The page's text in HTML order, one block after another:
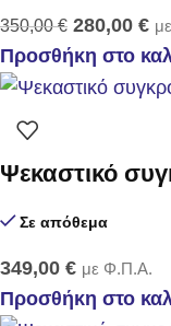
350,00€ 280,00 €
Προσθήκη στο
Ψεκαστικό
Σε απόθεμα
349,00 € με Φ.Π.Α.
Προσθήκη στο